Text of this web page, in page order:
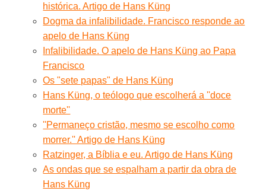
histórica. Artigo de Hans Küng
Dogma da infalibilidade. Francisco responde ao
apelo de Hans Küng
Infalibilidade. O apelo de Hans Küng ao Papa
Francisco
Os "sete papas" de Hans Küng
Hans Küng, o teólogo que escolherá a ''doce
morte''
''Permaneço cristão, mesmo se escolho como
morrer.'' Artigo de Hans Küng
Ratzinger, a Bíblia e eu. Artigo de Hans Küng
As ondas que se espalham a partir da obra de
Hans Küng